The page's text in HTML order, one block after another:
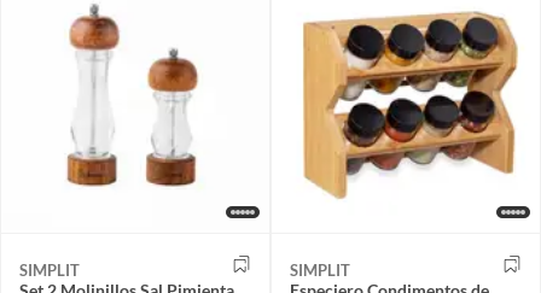
SIMPLIT SIMPLIT